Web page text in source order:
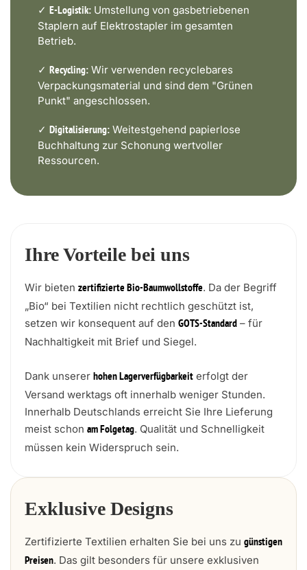
✓ E-Logistik: Umstellung von gasbetriebenen
Staplern auf Elektrostapler im gesamten
Betrieb.
✓ Recycling: Wir verwenden recyclebares
Verpackungsmaterial und sind dem "Grünen
Punkt" angeschlossen.
✓ Digitalisierung: Weitestgehend papierlose
Buchhaltung zur Schonung wertvoller
Ressourcen.
Ihre Vorteile bei uns
Wir bieten zertifizierte Bio-Baumwollstoffe. Da der Begriff
„Bio“ bei Textilien nicht rechtlich geschützt ist,
setzen wir konsequent auf den GOTS-Standard – für
Nachhaltigkeit mit Brief und Siegel.
Dank unserer hohen Lagerverfügbarkeit erfolgt der
Versand werktags oft innerhalb weniger Stunden.
Innerhalb Deutschlands erreicht Sie Ihre Lieferung
meist schon am Folgetag. Qualität und Schnelligkeit
müssen kein Widerspruch sein.
Exklusive Designs
Zertifizierte Textilien erhalten Sie bei uns zu günstigen
Preisen. Das gilt besonders für unsere exklusiven